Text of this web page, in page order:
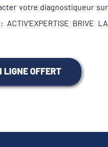
votre diagnostiqueur sur
ACTIV'EXPERTISE BRIVE LA
LIGNE OFFERT